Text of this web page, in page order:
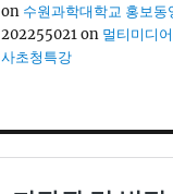
on 수원과학대학교 홍보동
202255021on 멀티미디
사초청특강